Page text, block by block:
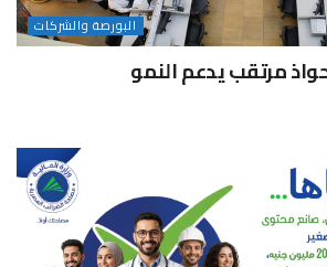
البورصة والشركات
مرتقب يدعم النمو